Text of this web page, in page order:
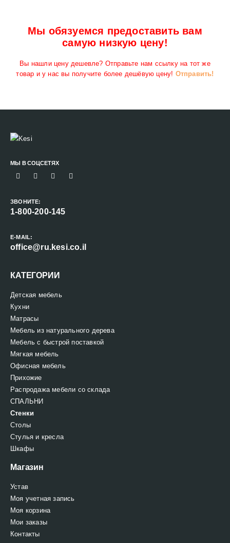
Мы обязуемся предоставить вам
самую низкую цену!
Вы нашли цену дешевле? Отправьте нам ссылку на тот же
товар и у нас вы получите более дешёвую цену! Отправить!
МЫ В СОЦСЕТЯХ
ЗВОНИТЕ:
1-800-200-145
E-MAIL:
office@ru.kesi.co.il
КАТЕГОРИИ
Детская мебель
Кухни
Матрасы
Мебель из натурального дерева
Мебель с быстрой поставкой
Мягкая мебель
Офисная мебель
Прихожие
Распродажа мебели со склада
СПАЛЬНИ
Стенки
Столы
Стулья и кресла
Шкафы
Магазин
Устав
Моя учетная запись
Моя корзина
Мои заказы
Контакты